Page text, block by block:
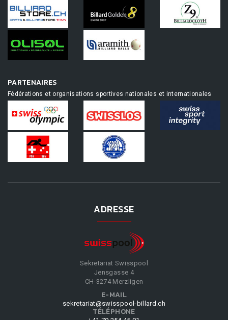
PARTENAIRES
Fédérations et organisations sportives nationales et internationales
ADRESSE
Sekretariat Swisspool
Jensgasse 4
CH-3274 Merzligen
E-MAIL
sekretariat@swisspool-billard.ch
TÉLÉPHONE